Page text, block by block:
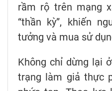
rầm rộ trên mạng
“thần kỳ”, khiến
tưởng và mua sử
Không chỉ dừng lại
trạng làm giả thực